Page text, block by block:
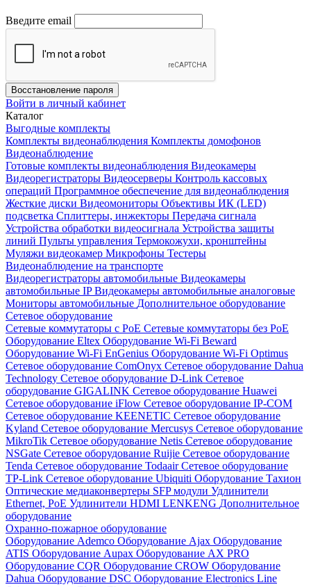
Введите email
Восстановление пароля
Войти в личный кабинет
Каталог
Выгодные комплекты
Комплекты видеонаблюдения Комплекты домофонов
Видеонаблюдение
Готовые комплекты видеонаблюдения Видеокамеры
Видеорегистраторы Видеосерверы Контроль кассовых
операций Программное обеспечение для видеонаблюдения
Жесткие диски Видеомониторы Объективы ИК (LED)
подсветка Сплиттеры, инжекторы Передача сигнала
Устройства обработки видеосигнала Устройства защиты
линий Пульты управления Термокожухи, кронштейны
Муляжи видеокамер Микрофоны Тестеры
Видеонаблюдение на транспорте
Видеорегистраторы автомобильные Видеокамеры
автомобильные IPВидеокамеры автомобильные аналоговые
Мониторы автомобильные Дополнительное оборудование
Сетевое оборудование
Сетевые коммутаторы с РоЕ Сетевые коммутаторы без РоЕ
Оборудование Eltex Оборудование Wi-Fi Beward
Оборудование Wi-Fi EnGenius Оборудование Wi-Fi Optimus
Сетевое оборудование ComOnyx Сетевое оборудование Dahua
Technology Сетевое оборудование D-Link Сетевое
оборудование GIGALINK Сетевое оборудование Huawei
Сетевое оборудование iFlow Сетевое оборудование IP-COM
Сетевое оборудование KEENETIC Сетевое оборудование
Kyland Сетевое оборудование Mercusys Сетевое оборудование
MikroTik Сетевое оборудование Netis Сетевое оборудование
NSGate Сетевое оборудование Ruijie Сетевое оборудование
Tenda Сетевое оборудование TodaairСетевое оборудование
TP-Link Сетевое оборудование Ubiquiti Оборудование Тахион
Оптические медиаконвертеры SFP модули Удлинители
Ethernet, PoE Удлинители HDMI LENKENG Дополнительное
оборудование
Охранно-пожарное оборудование
Оборудование Ademco Оборудование Ajax Оборудование
ATIS Оборудование Aupax Оборудование AX PRO
Оборудование CQR Оборудование CROW Оборудование
Dahua Оборудование DSC Оборудование Electronics Line